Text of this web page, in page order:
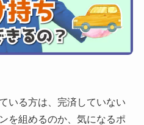
いる方は、完済していない
を組めるのか、気になるポ